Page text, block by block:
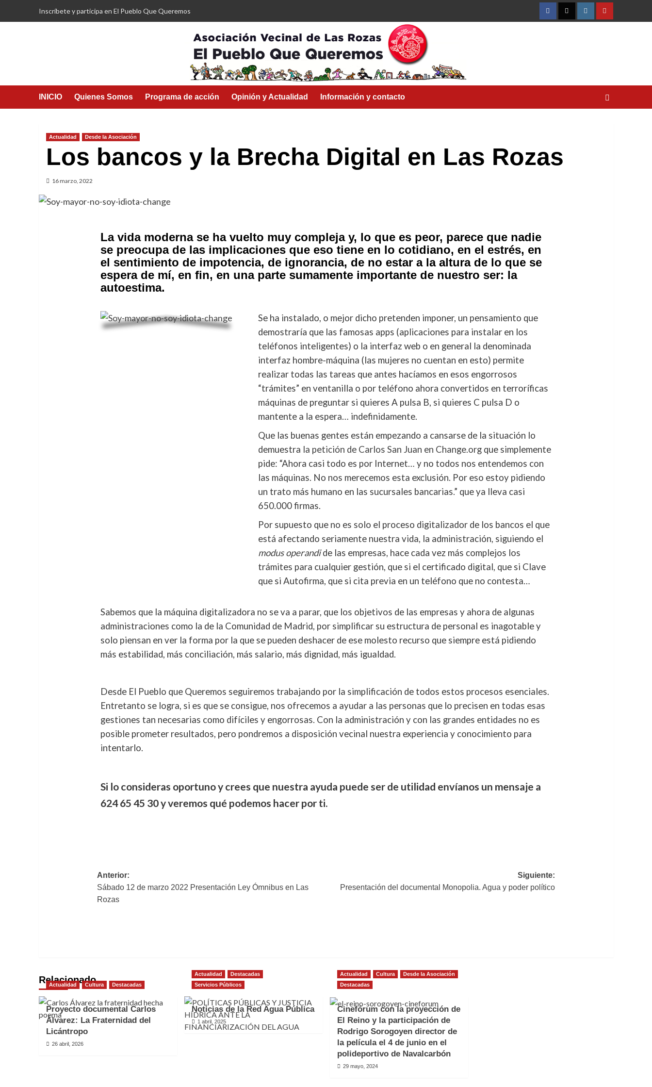
Inscríbete y participa en El Pueblo Que Queremos
FacebookTwitterInstagramYouTube
INICIO Quienes Somos Programa de acción Opinión y Actualidad Información y contacto
Actualidad Desde la Asociación
Los bancos y la Brecha Digital en Las Rozas
16 marzo, 2022
La vida moderna se ha vuelto muy compleja y, lo que es peor, parece que nadie
se preocupa de las implicaciones que eso tiene en lo cotidiano, en el estrés, en
el sentimiento de impotencia, de ignorancia, de no estar a la altura de lo que se
espera de mí, en fin, en una parte sumamente importante de nuestro ser: la
autoestima.
Se ha instalado, o mejor dicho pretenden imponer, un pensamiento que
demostraría que las famosas apps (aplicaciones para instalar en los
teléfonos inteligentes) o la interfaz web o en general la denominada
interfaz hombre-máquina (las mujeres no cuentan en esto) permite
realizar todas las tareas que antes hacíamos en esos engorrosos
“trámites” en ventanilla o por teléfono ahora convertidos en terroríficas
máquinas de preguntar si quieres A pulsa B, si quieres C pulsa D o
mantente a la espera… indefinidamente.
Que las buenas gentes están empezando a cansarse de la situación lo
demuestra la petición de Carlos San Juan en Change.org que simplemente
pide: “Ahora casi todo es por Internet… y no todos nos entendemos con
las máquinas. No nos merecemos esta exclusión. Por eso estoy pidiendo
un trato más humano en las sucursales bancarias.” que ya lleva casi
650.000 firmas.
Por supuesto que no es solo el proceso digitalizador de los bancos el que
está afectando seriamente nuestra vida, la administración, siguiendo el
modus operandide las empresas, hace cada vez más complejos los
trámites para cualquier gestión, que si el certificado digital, que si Clave
que si Autofirma, que si cita previa en un teléfono que no contesta…
Sabemos que la máquina digitalizadora no se va a parar, que los objetivos de las empresas y ahora de algunas
administraciones como la de la Comunidad de Madrid, por simplificar su estructura de personal es inagotable y
solo piensan en ver la forma por la que se pueden deshacer de ese molesto recurso que siempre está pidiendo
más estabilidad, más conciliación, más salario, más dignidad, más igualdad.
Desde El Pueblo que Queremos seguiremos trabajando por la simplificación de todos estos procesos esenciales.
Entretanto se logra, si es que se consigue, nos ofrecemos a ayudar a las personas que lo precisen en todas esas
gestiones tan necesarias como difíciles y engorrosas. Con la administración y con las grandes entidades no es
posible prometer resultados, pero pondremos a disposición vecinal nuestra experiencia y conocimiento para
intentarlo.
Si lo consideras oportuno y crees que nuestra ayuda puede ser de utilidad envíanos un mensaje a
624 65 45 30 y veremos qué podemos hacer por ti.
Navegación
de
Anterior:
Sábado 12 de marzo 2022 Presentación Ley Ómnibus en Las
Rozas
Siguiente:
Presentación del documental Monopolia. Agua y poder político
Relacionado
Actualidad Cultura Destacadas
Proyecto documental Carlos
Álvarez: La Fraternidad del
Licántropo
26 abril, 2026
Actualidad
Destacadas
Servicios Públicos
Noticias de la Red Agua Pública
1 abril, 2025
Actualidad Cultura
Desde la Asociación
Destacadas
Cinefórum con la proyección de
El Reino y la participación de
Rodrigo Sorogoyen director de
la película el 4 de junio en el
polideportivo de Navalcarbón
29 mayo, 2024